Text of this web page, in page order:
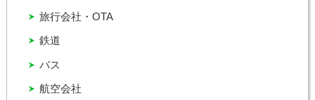
バス
旅行会社・OTA
航空会社
鉄道